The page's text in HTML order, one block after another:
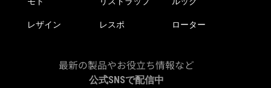
レザイン レスポ ローター
最新の製品やお役立ち情報など
公式SNSで配信中